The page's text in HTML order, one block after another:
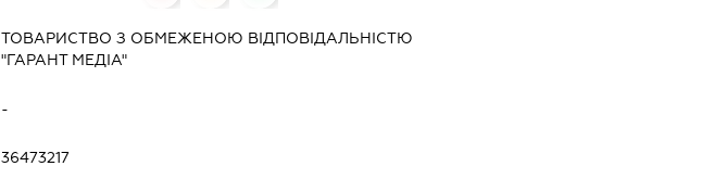
ТОВАРИСТВО З ОБМЕЖЕНОЮ ВІДПОВІДАЛЬНІСТЮ
"ГАРАНТ МЕДІА"
-
36473217